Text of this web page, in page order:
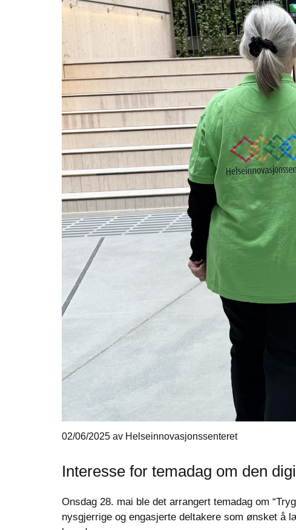
02/06/2025 av Helseinnovasjonssenteret
Interesse for temadag om den
Onsdag 28. mai ble det arrangert temadag om
nysgjerrige og engasjerte deltakere som ønsket å